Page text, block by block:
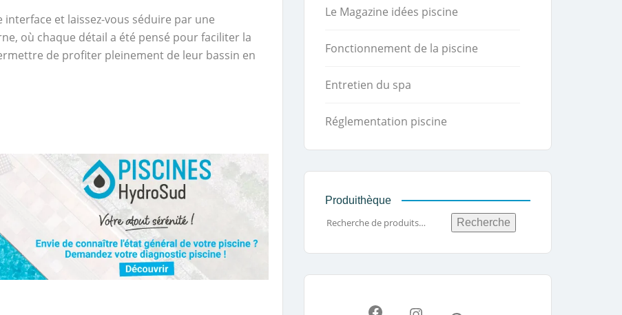
et laissez-vous séduire par une
où chaque détail a été pensé pour faciliter la
de profiter pleinement de leur bassin en
Le Magazine idées piscine
Fonctionnement de la piscine
Entretien du spa
Réglementation piscine
Produithèque
Recherche